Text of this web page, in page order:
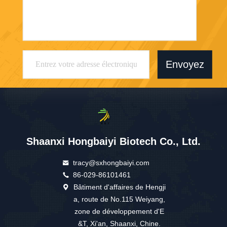
Envoyez
Shaanxi Hongbaiyi Biotech Co., Ltd.
tracy@sxhongbaiyi.com
86-029-86101461
Bâtiment d'affaires de Hengji
a, route de No.115 Weiyang,
zone de développement d'E
&T, Xi'an, Shaanxi, Chine.